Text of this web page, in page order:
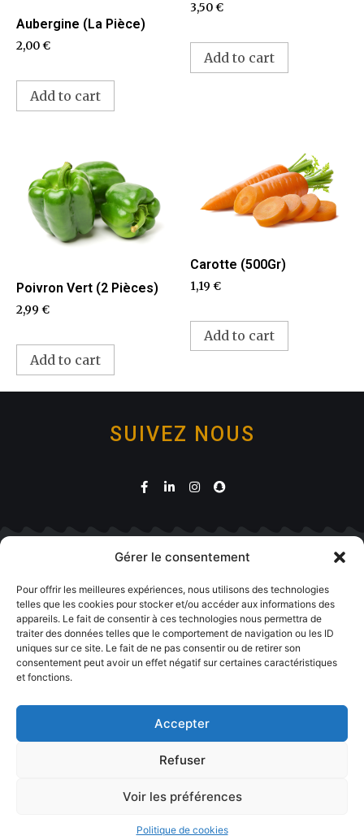
Gérer le consentement
Pour offrir les meilleures expériences, nous utilisons des technologies
telles que les cookies pour stocker et/ou accéder aux informations des
appareils. Le fait de consentir à ces technologies nous permettra de
traiter des données telles que le comportement de navigation ou les ID
uniques sur ce site. Le fait de ne pas consentir ou de retirer son
consentement peut avoir un effet négatif sur certaines caractéristiques
et fonctions.
Accepter
Refuser
Voir les préférences
Politique de cookies
Aubergine (La Pièce)
2,00€
Add to cart
3,50€
Add to cart
Poivron Vert (2 Pièces)
2,99 €
Add to cart
Carotte (500Gr)
1,19 €
Add to cart
SUIVEZ NOUS
Contact